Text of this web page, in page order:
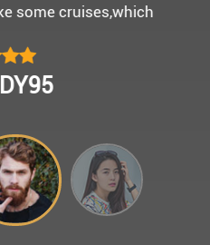
리무진 버스 덕분에 부
려해서 리무진에서 앞좌
어 고마웠습니다.
억을 만들어 주었네요.
몽쉐리 크루즈에서 이쁜
깜짝 파티를 만들어 주
동을 받으셨답니다. 멋진